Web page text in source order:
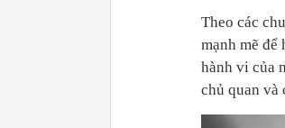
Theo các
mạnh mẽ để
hành vi của
chủ quan và